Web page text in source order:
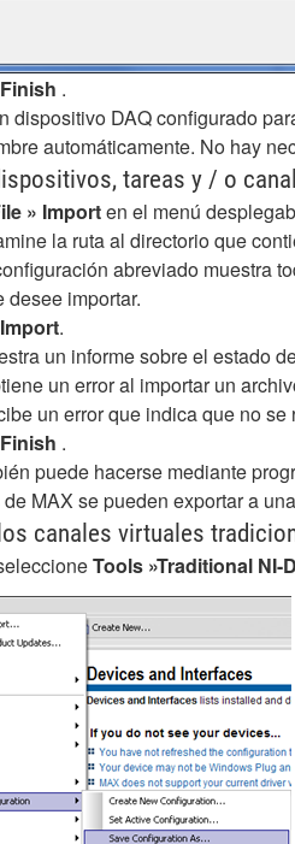
Finish .
dispositivo DAQ configurado
automáticamente. No hay
tareas y / o
» Importen el menú
la ruta al directorio que
abreviado muestra
desee importar.
Import.
un informe sobre el estado
un error al importar un
un error que indica que no
Finish .
puede hacerse mediante
MAX se pueden exportar a
canales virtuales
Tools »Traditional